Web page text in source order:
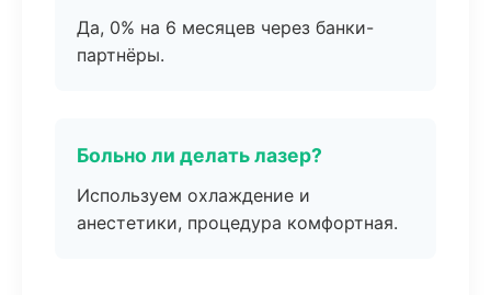
Да, 0% на 6 месяцев через банки-
партнёры.
Больно ли делать лазер?
Используем охлаждение и
анестетики, процедура комфортная.